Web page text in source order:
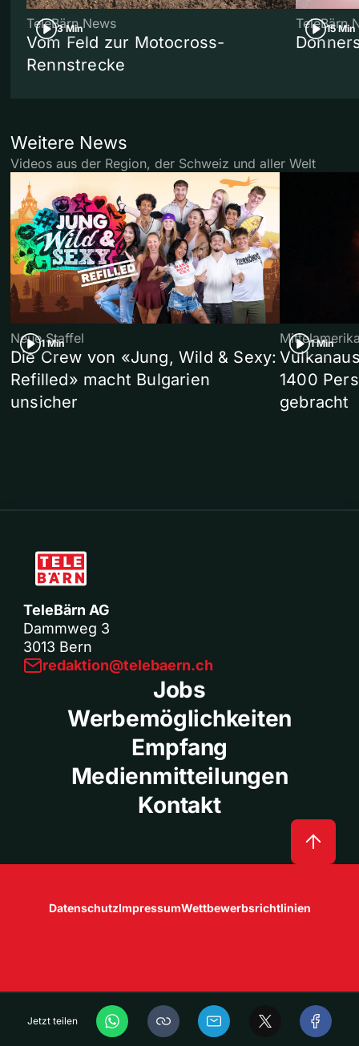
Jetzt teilen
3 Min
TeleBärn News
Vom Feld zur Motocross-
Rennstrecke
15 Min
TeleBärn
Weitere News
Videos aus der Region, der Schweiz und aller Welt
1 Min
Neue Staffel
Die Crew von «Jung, Wild & Sexy:
Refilled» macht Bulgarien
unsicher
1 Min
1400
gebracht
TeleBärn AG
Dammweg 3
3013 Bern
redaktion@telebaern.ch
Jobs
Werbemöglichkeiten
Empfang
Medienmitteilungen
Kontakt
DatenschutzImpressumWettbewerbsrichtlinien